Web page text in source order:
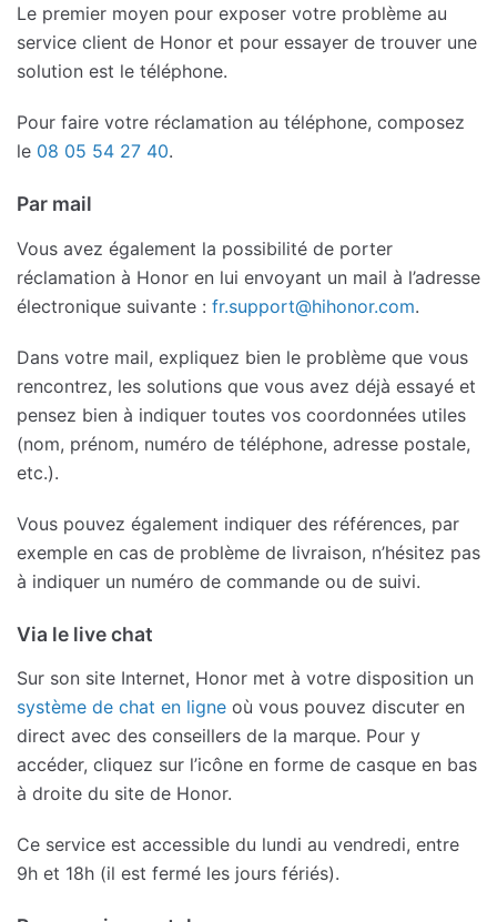
Le premier moyen pour exposer votre problème au
service client de Honor et pour essayer de trouver une
solution est le téléphone.
Pour faire votre réclamation au téléphone, composez
le 08 05 54 27 40.
Par mail
Vous avez également la possibilité de porter
réclamation à Honor en lui envoyant un mail à l’adresse
électronique suivante : fr.support@hihonor.com.
Dans votre mail, expliquez bien le problème que vous
rencontrez, les solutions que vous avez déjà essayé et
pensez bien à indiquer toutes vos coordonnées utiles
(nom, prénom, numéro de téléphone, adresse postale,
etc.).
Vous pouvez également indiquer des références, par
exemple en cas de problème de livraison, n’hésitez pas
à indiquer un numéro de commande ou de suivi.
Via le live chat
Sur son site Internet, Honor met à votre disposition un
système de chat en ligne où vous pouvez discuter en
direct avec des conseillers de la marque. Pour y
accéder, cliquez sur l’icône en forme de casque en bas
à droite du site de Honor.
Ce service est accessible du lundi au vendredi, entre
9h et 18h (il est fermé les jours fériés).